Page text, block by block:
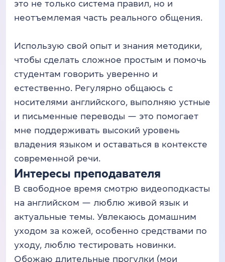
это не только система правил, но и
неотъемлемая часть реального общения.
Использую свой опыт и знания методики,
чтобы сделать сложное простым и помочь
студентам говорить уверенно и
естественно. Регулярно общаюсь с
носителями английского, выполняю устные
и письменные переводы — это помогает
мне поддерживать высокий уровень
владения языком и оставаться в контексте
современной речи.
Интересы преподавателя
В свободное время смотрю видеоподкасты
на английском — люблю живой язык и
актуальные темы. Увлекаюсь домашним
уходом за кожей, особенно средствами по
уходу, люблю тестировать новинки.
Обожаю длительные прогулки (мои